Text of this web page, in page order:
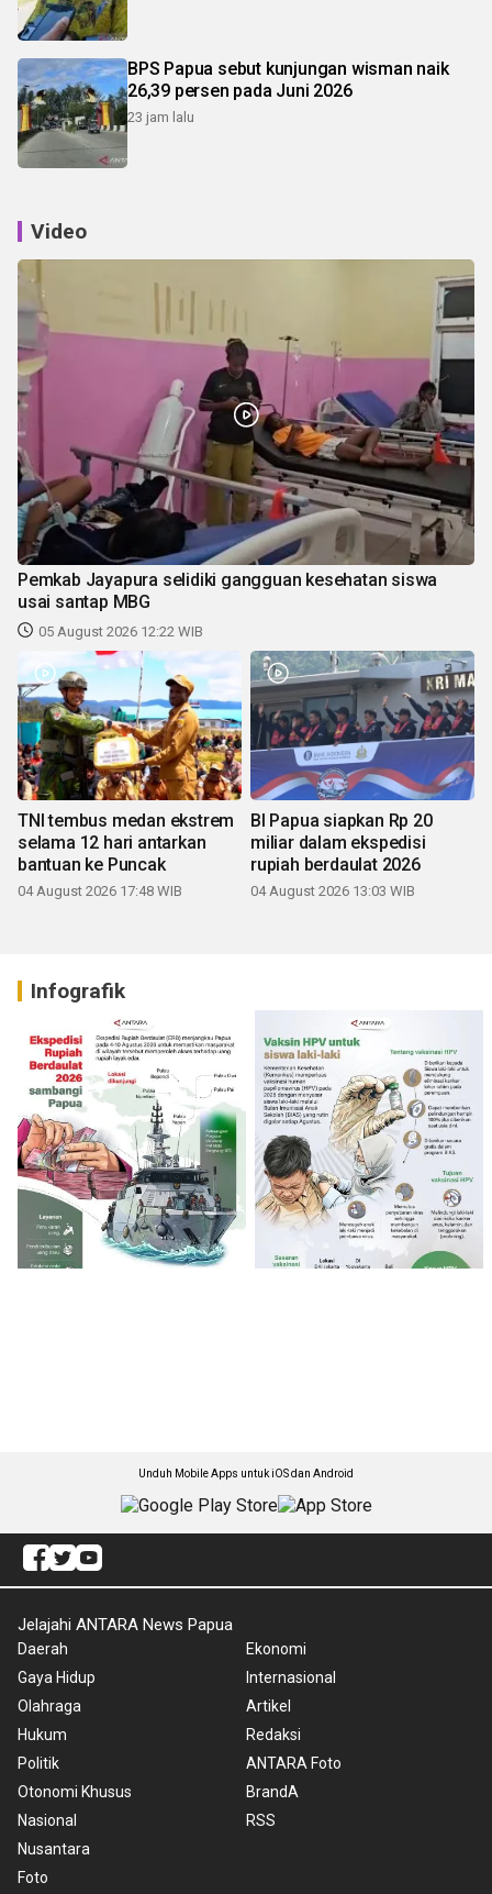
BPS Papua sebut kunjungan wisman naik
26,39 persen pada Juni 2026
23 jam lalu
Video
Pemkab Jayapura selidiki gangguan kesehatan siswa
usai santap MBG
05 August 2026 12:22 WIB
TNI tembus medan ekstrem
selama 12 hari antarkan
bantuan ke Puncak
04 August 2026 17:48 WIB
BI Papua siapkan Rp 20
miliar dalam ekspedisi
rupiah berdaulat 2026
04 August 2026 13:03 WIB
Infografik
Unduh Mobile Apps untuk iOS dan Android
Jelajahi ANTARA News Papua
Daerah
Gaya Hidup
Olahraga
Hukum
Politik
Otonomi Khusus
Nasional
Nusantara
Foto
Ekonomi
Internasional
Artikel
Redaksi
ANTARA Foto
BrandA
RSS